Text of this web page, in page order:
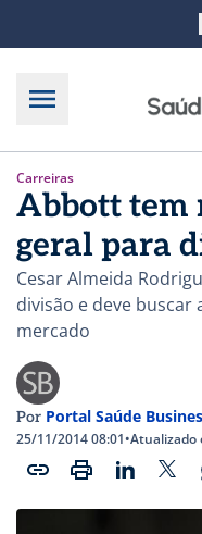
Carreiras
Abbott tem
geral para
Cesar Almeida
divisão e deve buscar
mercado
Por Portal Saúde
25/11/2014 08:01•Atualizado